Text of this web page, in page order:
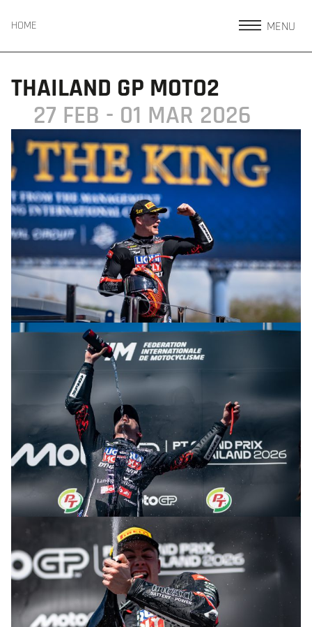
HOME MENU
THAILAND GP MOTO2
27 FEB - 01 MAR 2026
© R. Lekl & S. Wobser
© R. Lekl & S. Wobser